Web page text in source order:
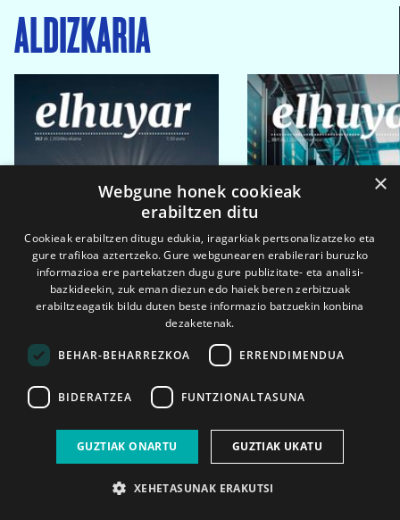
ALDIZKARIA
2026ko eka. 1a 2026ko mar. 1a
×
Webgune honek cookieak
erabiltzen ditu
Cookieak erabiltzen ditugu edukia, iragarkiak pertsonalizatzeko eta
gure trafikoa aztertzeko. Gure webgunearen erabilerari buruzko
informazioa ere partekatzen dugu gure publizitate- eta analisi-
bazkideekin, zuk eman diezun edo haiek beren zerbitzuak
erabiltzeagatik bildu duten beste informazio batzuekin konbina
dezaketenak.
BEHAR-BEHARREZKOA ERRENDIMENDUA
BIDERATZEA FUNTZIONALTASUNA
GUZTIAK ONARTU GUZTIAK UKATU
XEHETASUNAK ERAKUTSI